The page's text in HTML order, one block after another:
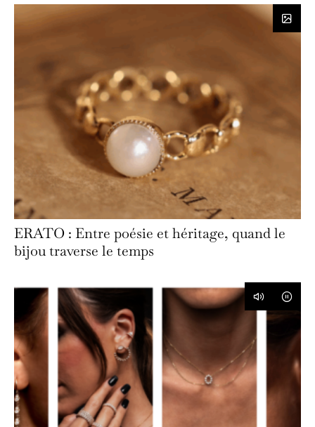
ERATO : Entre poésie et héritage, quand le
bijou traverse le temps